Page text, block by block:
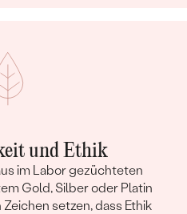
und Ethik
im Labor gezüchteten
Gold, Silber oder Platin
setzen, dass Ethik